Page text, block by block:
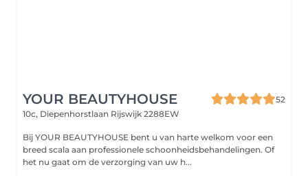
YOUR BEAUTYHOUSE
52
10c, Diepenhorstlaan Rijswijk 2288EW
Bij YOUR BEAUTYHOUSE bent u van harte welkom voor een
breed scala aan professionele schoonheidsbehandelingen. Of
het nu gaat om de verzorging van uw h...